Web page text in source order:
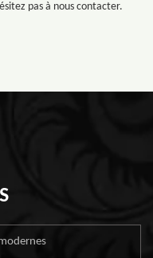
pas à nous contacter.